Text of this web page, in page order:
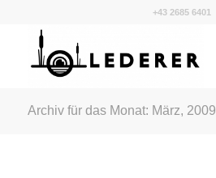
+43 2685 6401
Archiv für das Monat: März, 2009